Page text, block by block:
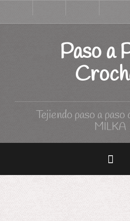
Paso a
Tejiendo paso a
MILKA